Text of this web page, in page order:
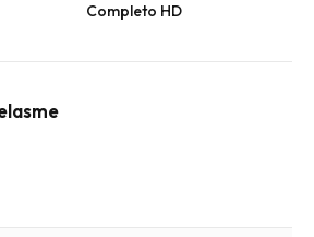
Completo HD